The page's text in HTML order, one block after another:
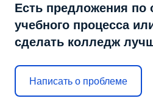
Есть предложения по
учебного процесса
сделать колледж
Написать о проблеме